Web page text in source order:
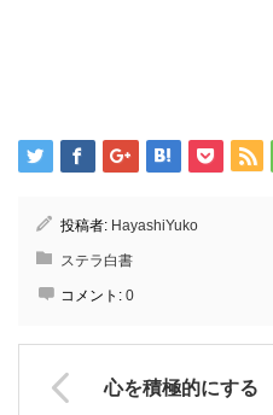
投稿者: HayashiYuko
ステラ白書
コメント: 0
心を積極的にする